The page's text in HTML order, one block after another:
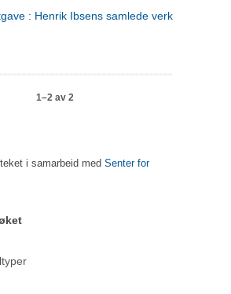
: Henrik Ibsens samlede verker. 3
1–2 av 2
i samarbeid med Senter for